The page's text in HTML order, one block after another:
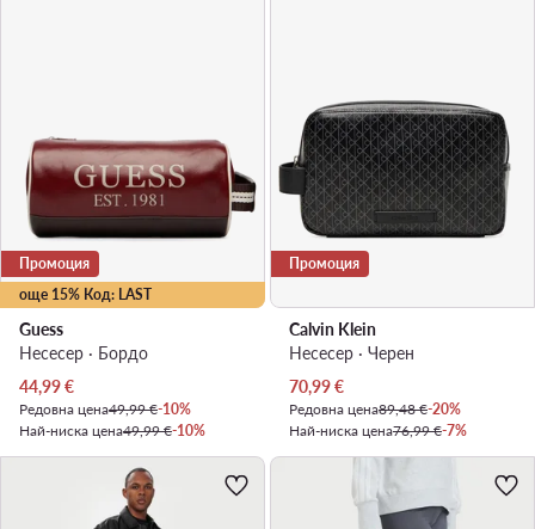
още 15% Код: LAST
Промоция
Guess
Несесер · Бордо
Актуална цена
44,99€
Редовна цена49,99 €-10%
Най-ниска цена49,99 €-10%
Промоция
Calvin Klein
Несесер · Черен
Актуална цена
70,99€
Редовна цена89,48 €-20%
Най-ниска цена76,99 €-7%